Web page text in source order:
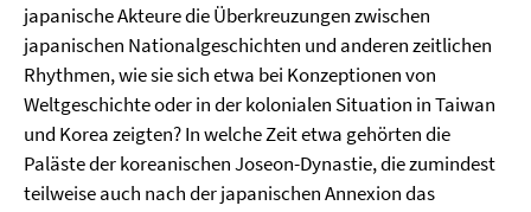
japanische Akteure die Überkreuzungen zwischen
japanischen Nationalgeschichten und anderen zeitlichen
Rhythmen, wie sie sich etwa bei Konzeptionen von
Weltgeschichte oder in der kolonialen Situation in Taiwan
und Korea zeigten? In welche Zeit etwa gehörten die
Paläste der koreanischen Joseon-Dynastie, die zumindest
teilweise auch nach der japanischen Annexion das